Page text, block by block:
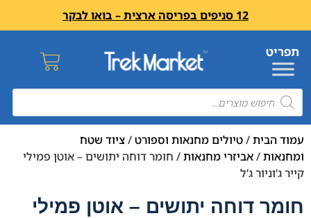
12 סניפים בפריסה ארצית – בואו לבקר
עמוד הבית/טיולים מחנאות וספורט/ציוד שטח
ומחנאות/אביזרי מחנאות/ חומר דוחה יתושים – אוטן פמילי
קייר ג’וניור ג’ל
חומר דוחה יתושים – אוטן פמילי